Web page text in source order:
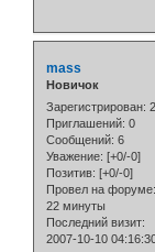
mass
Новичок
Зарегистрирован:
Приглашений: 0
Сообщений: 6
Уважение: [+0/-0]
Позитив: [+0/-0]
Провел на форуме:
22 минуты
Последний визит:
2007-10-10